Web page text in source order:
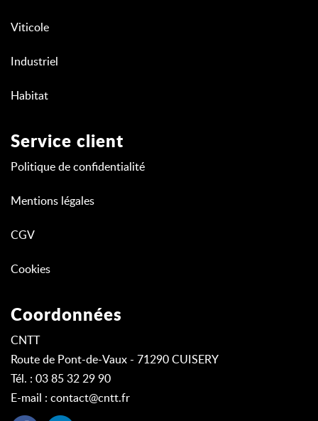
Viticole
Industriel
Habitat
Service client
Politique de confidentialité
Mentions légales
CGV
Cookies
Coordonnées
CNTT
Route de Pont-de-Vaux - 71290 CUISERY
Tél. : 03 85 32 29 90
E-mail : contact@cntt.fr